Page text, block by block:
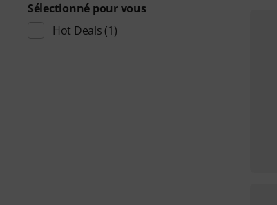
Sélectionné pour vous
Hot Deals (1)